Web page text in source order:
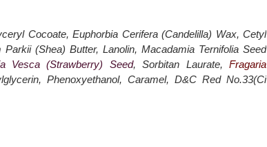
Cocoate, Euphorbia Cerifera (Candelilla) Wax, Cetyl
(Shea) Butter, Lanolin, Macadamia Ternifolia Seed
Vesca (Strawberry) Seed, Sorbitan Laurate, Fragaria
Phenoxyethanol, Caramel, D&C Red No.33(Ci